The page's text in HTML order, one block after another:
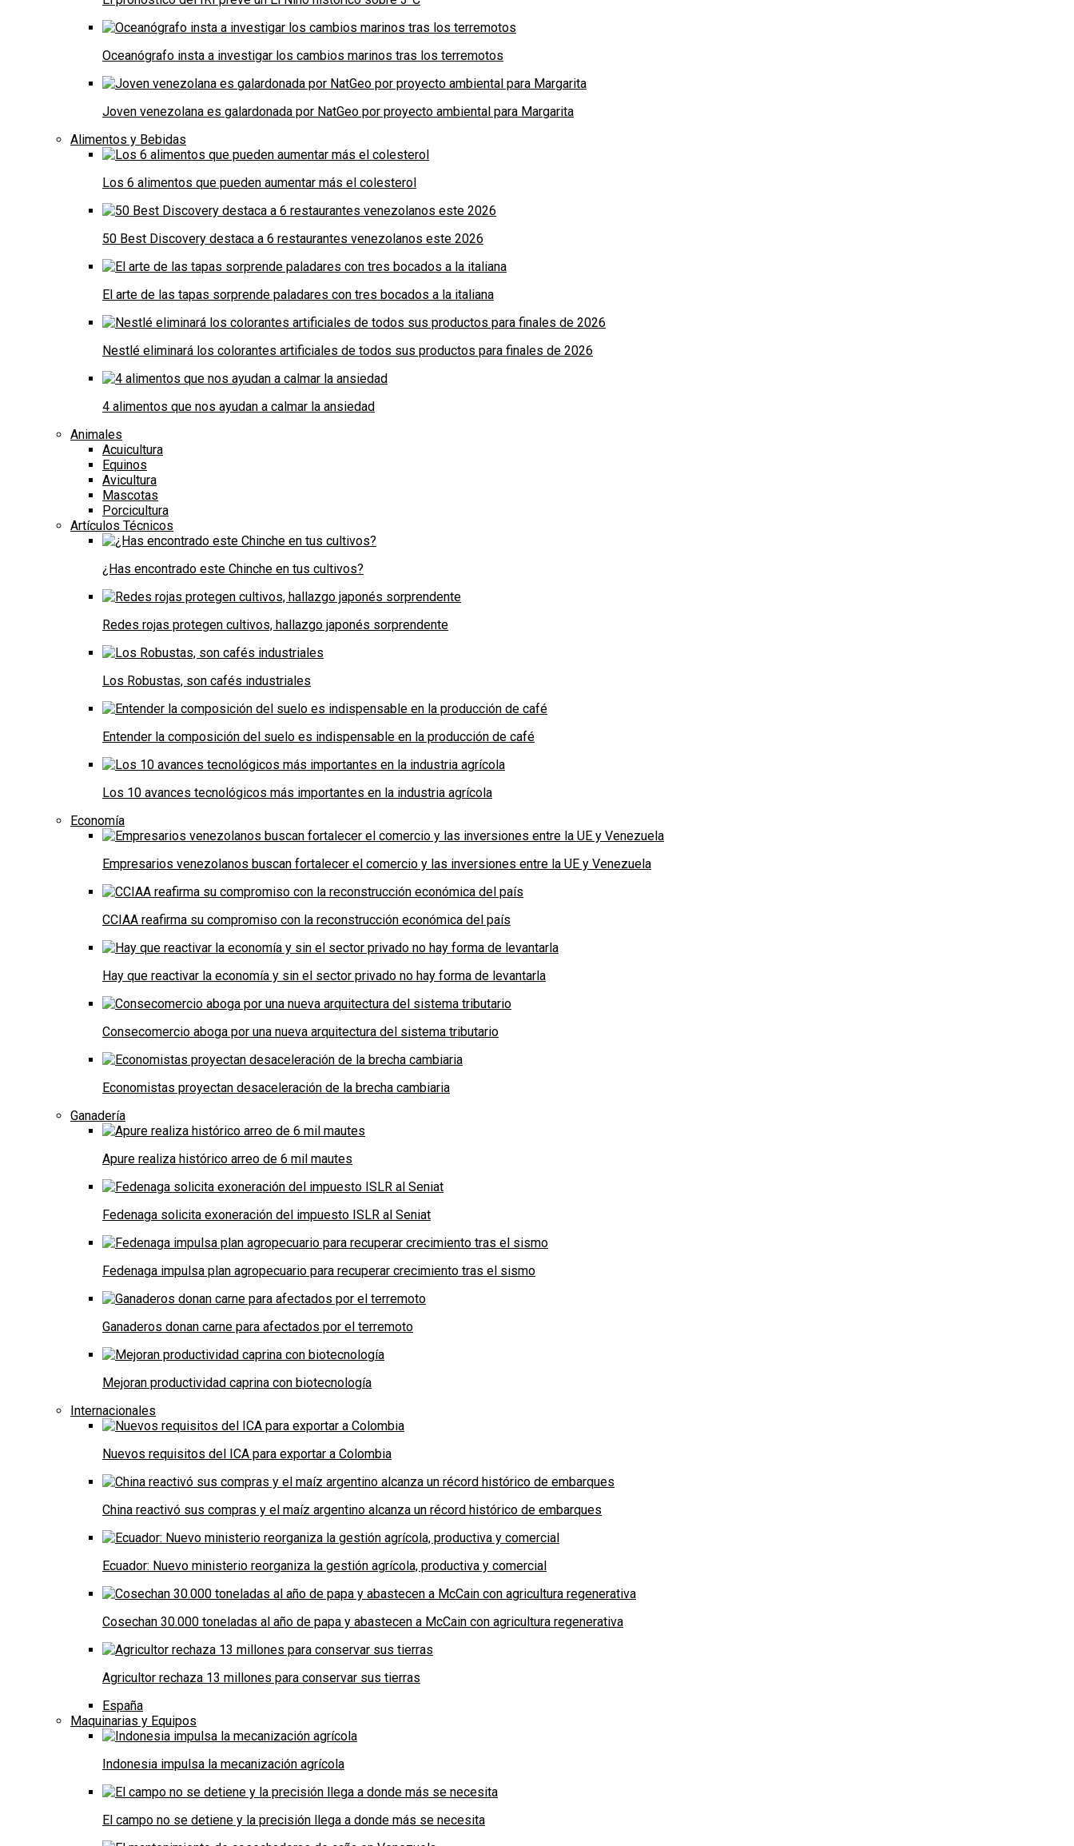
Oceanógrafo insta a investigar los cambios marinos tras los terremotos
Joven venezolana es galardonada por NatGeo por proyecto ambiental para Margarita
Alimentos y Bebidas
Los 6 alimentos que pueden aumentar más el colesterol
50 Best Discovery destaca a 6 restaurantes venezolanos este 2026
El arte de las tapas sorprende paladares con tres bocados a la italiana
Nestlé eliminará los colorantes artificiales de todos sus productos para finales de 2026
4 alimentos que nos ayudan a calmar la ansiedad
Animales
Acuicultura
Equinos
Avicultura
Mascotas
Porcicultura
Artículos Técnicos
¿Has encontrado este Chinche en tus cultivos?
Redes rojas protegen cultivos, hallazgo japonés sorprendente
Los Robustas, son cafés industriales
Entender la composición del suelo es indispensable en la producción de café
Los 10 avances tecnológicos más importantes en la industria agrícola
Economía
Empresarios venezolanos buscan fortalecer el comercio y las inversiones entre la UE y Venezuela
CCIAA reafirma su compromiso con la reconstrucción económica del país
Hay que reactivar la economía y sin el sector privado no hay forma de levantarla
Consecomercio aboga por una nueva arquitectura del sistema tributario
Economistas proyectan desaceleración de la brecha cambiaria
Ganadería
Apure realiza histórico arreo de 6 mil mautes
Fedenaga solicita exoneración del impuesto ISLR al Seniat
Fedenaga impulsa plan agropecuario para recuperar crecimiento tras el sismo
Ganaderos donan carne para afectados por el terremoto
Mejoran productividad caprina con biotecnología
Internacionales
Nuevos requisitos del ICA para exportar a Colombia
China reactivó sus compras y el maíz argentino alcanza un récord histórico de embarques
Ecuador: Nuevo ministerio reorganiza la gestión agrícola, productiva y comercial
Cosechan 30.000 toneladas al año de papa y abastecen a McCain con agricultura regenerativa
Agricultor rechaza 13 millones para conservar sus tierras
España
Maquinarias y Equipos
Indonesia impulsa la mecanización agrícola
El campo no se detiene y la precisión llega a donde más se necesita